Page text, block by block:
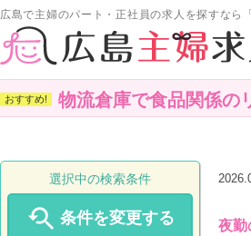
広島で主婦のパート・正社員の求人を探すなら
物流倉庫で食品関係の
夜勤
選択中の検索条件
 条件を変更する